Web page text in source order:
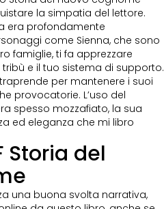
la simpatia del lettore.
era profondamente
come Sienna, che sono
famiglie, ti fa apprezzare
e il tuo sistema di supporto.
per mantenere i suoi
provocatorie. L’uso del
spesso mozzafiato, la sua
ed eleganza che mi libro
Storia del
una buona svolta narrativa,